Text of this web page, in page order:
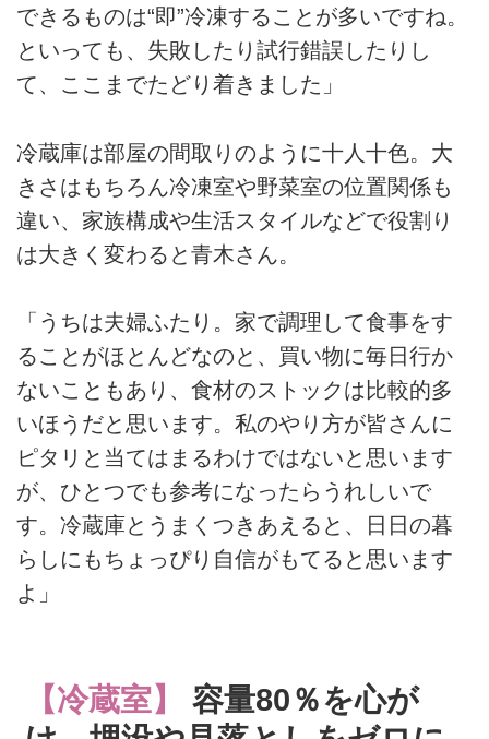
できるものは“即”冷凍することが多いですね。
といっても、失敗したり試行錯誤したりし
て、ここまでたどり着きました」
冷蔵庫は部屋の間取りのように十人十色。大
きさはもちろん冷凍室や野菜室の位置関係も
違い、家族構成や生活スタイルなどで役割り
は大きく変わると青木さん。
「うちは夫婦ふたり。家で調理して食事をす
ることがほとんどなのと、買い物に毎日行か
ないこともあり、食材のストックは比較的多
いほうだと思います。私のやり方が皆さんに
ピタリと当てはまるわけではないと思います
が、ひとつでも参考になったらうれしいで
す。冷蔵庫とうまくつきあえると、日日の暮
らしにもちょっぴり自信がもてると思います
よ」
【冷蔵室】
容量80％を心が